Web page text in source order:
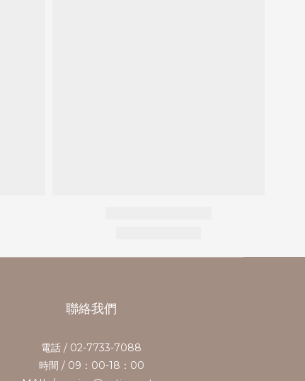
聯絡我們
電話 / 02-7733-7088
時間 / 09：00-18：00